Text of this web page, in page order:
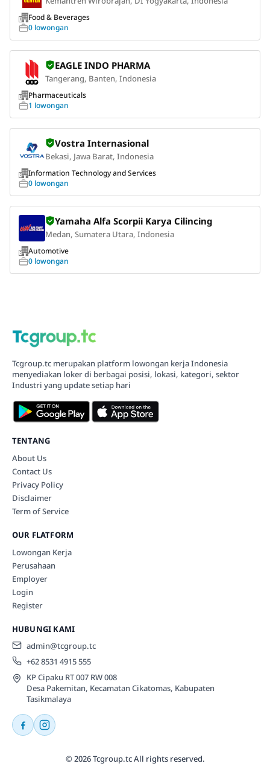
Food & Beverages
0 lowongan
EAGLE INDO PHARMA
Tangerang, Banten, Indonesia
Pharmaceuticals
1 lowongan
Vostra Internasional
Bekasi, Jawa Barat, Indonesia
Information Technology and Services
0 lowongan
Yamaha Alfa Scorpii Karya Cilincing
Medan, Sumatera Utara, Indonesia
Automotive
0 lowongan
Tcgroup.tc merupakan platform lowongan kerja Indonesia
menyediakan loker di berbagai posisi, lokasi, kategori, sektor
Industri yang update setiap hari
TENTANG
About Us
Contact Us
Privacy Policy
Disclaimer
Term of Service
OUR FLATFORM
Lowongan Kerja
Perusahaan
Employer
Login
Register
HUBUNGI KAMI
admin@tcgroup.tc
+62 8531 4915 555
KP Cipaku RT 007 RW 008
Desa Pakemitan, Kecamatan Cikatomas, Kabupaten
Tasikmalaya
© 2026 Tcgroup.tc All rights reserved.